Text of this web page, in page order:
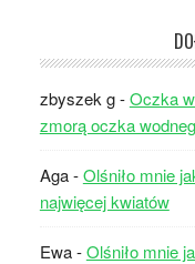
zbyszek g-Oczka
zmorą oczka
Aga-Olśniło mnie
najwięcej kwiatów
Ewa-Olśniło mnie